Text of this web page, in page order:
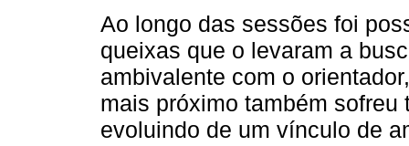
Ao longo das sessões foi
queixas que o levaram a
ambivalente com o
mais próximo também
evoluindo de um vínculo de